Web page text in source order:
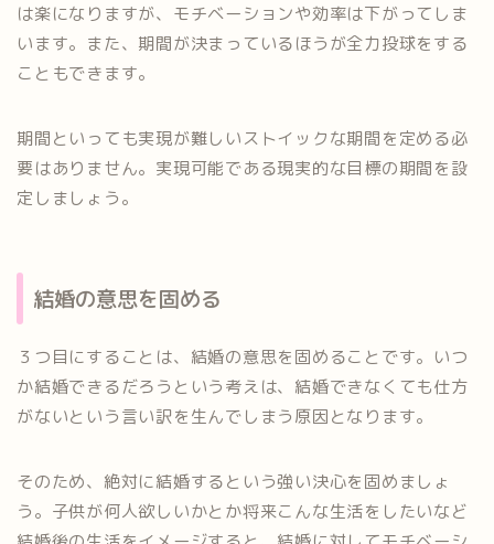
は楽になりますが、モチベーションや効率は下がってしま
います。また、期間が決まっているほうが全力投球をする
こともできます。
期間といっても実現が難しいストイックな期間を定める必
要はありません。実現可能である現実的な目標の期間を設
定しましょう。
結婚の意思を固める
３つ目にすることは、結婚の意思を固めることです。いつ
か結婚できるだろうという考えは、結婚できなくても仕方
がないという言い訳を生んでしまう原因となります。
そのため、絶対に結婚するという強い決心を固めましょ
う。子供が何人欲しいかとか将来こんな生活をしたいなど